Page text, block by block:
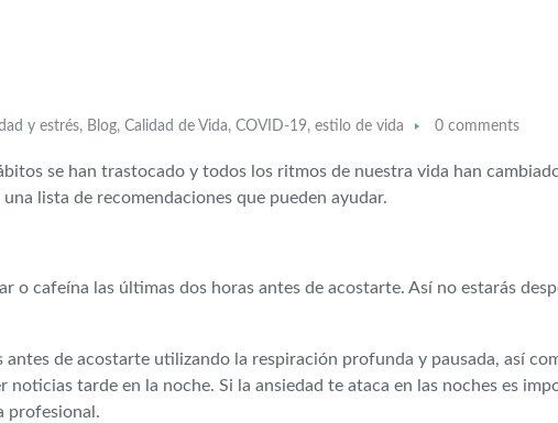
y estrés, Blog, Calidad de Vida, COVID-19, estilo de vida 0 comments
se han trastocado y todos los ritmos de nuestra vida han
lista de recomendaciones que pueden ayudar.
o cafeína las últimas dos horas antes de acostarte. Así no estarás
antes de acostarte utilizando la respiración profunda y pausada, así
tarde en la noche. Si la ansiedad te ataca en las noches es
profesional.